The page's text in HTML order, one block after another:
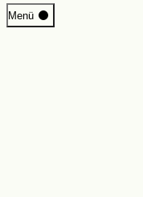
Menü
Start
Programm